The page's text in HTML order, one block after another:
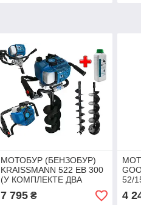
МОТОБУР (БЕНЗОБУР)
KRAISSMANN 522 EB 300
(У КОМПЛЕКТЕ ДВА
ШНЕКА: 150*800 мм. И
200*800 ММ)
7 795₴
52/
4